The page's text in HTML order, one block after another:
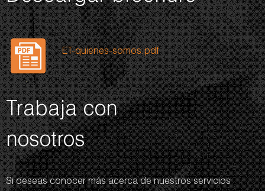
ET-quienes-somos.pdf
Trabaja con
nosotros
Si deseas conocer más acerca de nuestros servicios